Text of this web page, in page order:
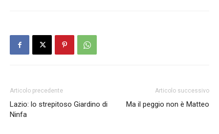
Articolo precedente
Lazio: lo strepitoso Giardino di
Ninfa
Articolo successivo
Ma il peggio non è Matteo